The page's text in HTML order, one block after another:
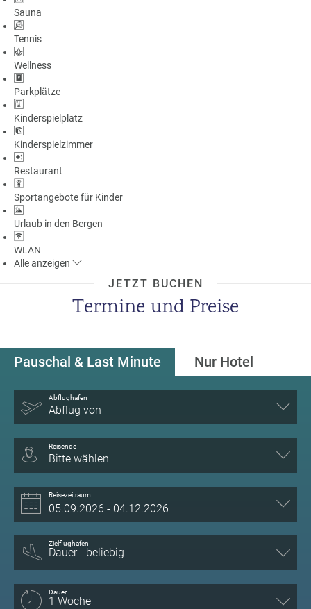
Sauna
Tennis
Wellness
Parkplätze
Kinderspielplatz
Kinderspielzimmer
Restaurant
Sportangebote für Kinder
Urlaub in den Bergen
WLAN
Alleanzeigen
JETZT BUCHEN
Termine und Preise
Pauschal & Last Minute Nur Hotel
Abflughafen
Abflug von
Reisende
Bitte wählen
Reisezeitraum
Zielflughafen
Dauer